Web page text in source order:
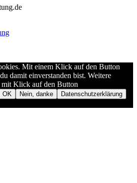
Mit einem Klick auf den Button
damit einverstanden bist. Weitere
Klick auf den Button
OK Nein, danke Datenschutzerklärung